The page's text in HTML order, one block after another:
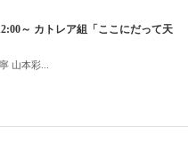
～ カトレア組「ここにだって天
山本彩...